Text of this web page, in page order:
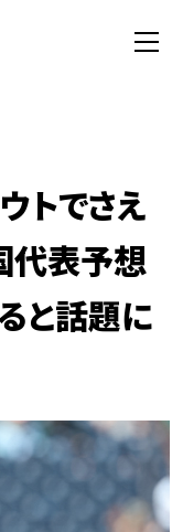
トでさえ
代表予想
と話題に